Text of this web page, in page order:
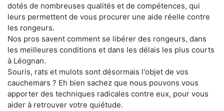
dotés de nombreuses qualités et de compétences, qui
leurs permettent de vous procurer une aide réelle contre
les rongeurs.
Nos pros savent comment se libérer des rongeurs, dans
les meilleures conditions et dans les délais les plus courts
à Léognan.
Souris, rats et mulots sont désormais l'objet de vos
cauchemars ? Eh bien sachez que nous pouvons vous
apporter des techniques radicales contre eux, pour vous
aider à retrouver votre quiétude.